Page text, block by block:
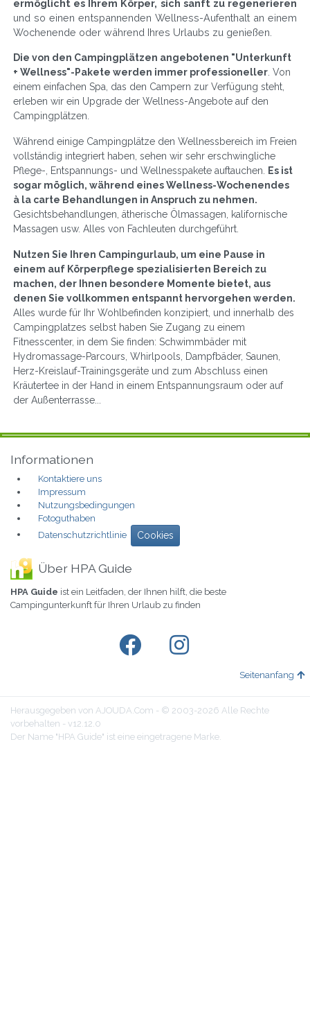
ermöglicht es Ihrem Körper, sich sanft zu regenerieren
und so einen entspannenden Wellness-Aufenthalt an einem
Wochenende oder während Ihres Urlaubs zu genießen.
Die von den Campingplätzen angebotenen "Unterkunft
+ Wellness"-Pakete werden immer professioneller . Von
einem einfachen Spa, das den Campern zur Verfügung steht,
erleben wir ein Upgrade der Wellness-Angebote auf den
Campingplätzen.
Während einige Campingplätze den Wellnessbereich im Freien
vollständig integriert haben, sehen wir sehr erschwingliche
Pflege-, Entspannungs- und Wellnesspakete auftauchen.
Es ist
sogar möglich, während eines Wellness-Wochenendes
à la carte Behandlungen in Anspruch zu nehmen.
Gesichtsbehandlungen, ätherische Ölmassagen, kalifornische
Massagen usw. Alles von Fachleuten durchgeführt.
Nutzen Sie Ihren Campingurlaub, um eine Pause in
einem auf Körperpflege spezialisierten Bereich zu
machen, der Ihnen besondere Momente bietet, aus
denen Sie vollkommen entspannt hervorgehen werden.
Alles wurde für Ihr Wohlbefinden konzipiert, und innerhalb des
Campingplatzes selbst haben Sie Zugang zu einem
Fitnesscenter, in dem Sie finden: Schwimmbäder mit
Hydromassage-Parcours, Whirlpools, Dampfbäder, Saunen,
Herz-Kreislauf-Trainingsgeräte und zum Abschluss einen
Kräutertee in der Hand in einem Entspannungsraum oder auf
der Außenterrasse...
Informationen
Kontaktiere uns
Impressum
Nutzungsbedingungen
Fotoguthaben
Datenschutzrichtlinie
Cookies
Über HPA Guide
HPA Guide ist ein Leitfaden, der Ihnen hilft, die beste
Campingunterkunft für Ihren Urlaub zu finden
Seitenanfang
Herausgegeben von AJOUDA.Com - © 2003-2026 Alle Rechte
vorbehalten - v12.12.0
Der Name "HPA Guide" ist eine eingetragene Marke.